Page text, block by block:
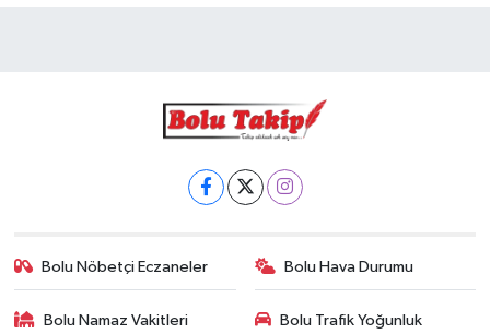
Bolu Nöbetçi Eczaneler Bolu Hava Durumu
Bolu Namaz Vakitleri
Bolu Trafik Yoğunluk